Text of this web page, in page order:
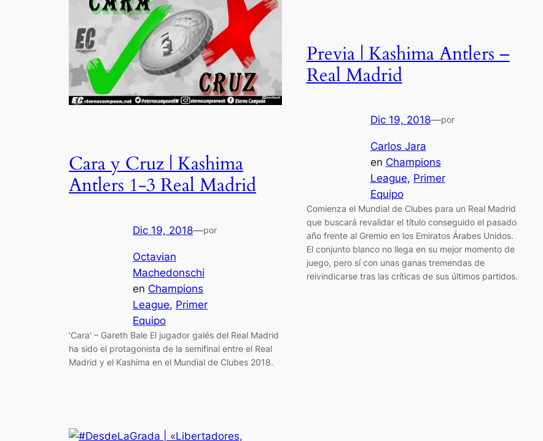
Cara y Cruz | Kashima
Antlers 1-3 Real Madrid
Dic 19, 2018—por
Octavian
Machedonschi
en Champions
League, Primer
Equipo
‘Cara’ – Gareth Bale El jugador galés del Real Madrid
ha sido el protagonista de la semifinal entre el Real
Madrid y el Kashima en el Mundial de Clubes 2018.
Previa | Kashima Antlers –
Real Madrid
Dic 19, 2018—por
Carlos Jara
en Champions
League, Primer
Equipo
Comienza el Mundial de Clubes para un Real Madrid
que buscará revalidar el título conseguido el pasado
año frente al Gremio en los Emiratos Árabes Unidos.
El conjunto blanco no llega en su mejor momento de
juego, pero sí con unas ganas tremendas de
reivindicarse tras las críticas de sus últimos partidos.